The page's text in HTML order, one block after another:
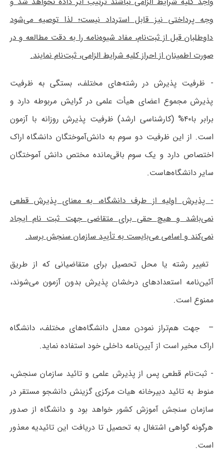
وجه پرداختی نیز قابل استرداد نیست؛ لذا توصیه می‌شود
داوطلبان قبل از ثبت‌نام، مفاد شیوه‌نامه را به دقت مطالعه و در
صورت اطمینان از احراز کلیه شرایط الزامی، ثبت‌نام نمایند.
- ظرفیت پذیرش در رشته‌های مختلف، بستگی به ظرفیت
پذیرش مجموع اعضای هیأت علمی در گرایش مربوطه دارد و
برابر با۴۰% (کارشناسی ارشد) ظرفیت پذیرش روزانه با آزمون
است. از این ظرفیت دو سوم به دانش‌آموختگان دانشگاه اراک
اختصاص دارد و یک سوم باقی‌مانده مختص دانش آموختگان
سایر دانشگاه‌هاست.
-پذیرش اولیه از طرف دانشگاه، به معنای پذیرش قطعی
نمی‌باشد و هیچ حقی برای متقاضی جهت ثبت نام ایجاد
نمی‌کند و اسامی می‌بایست به تأیید سازمان سنجش برسد.
 تغییر رشته یا محل تحصیل برای متقاضیانی که از طریق
آئین‌نامه استعدادهای درخشان پذیرش بدون آزمون می‌شوند،
ممنوع است.
–  جهت هم‌تراز نمودن معدل دانشگاه‌های مختلف، دانشگاه
اراک مخیر است از آیین‌نامه داخلی خود استفاده نماید.
- ثبت‌نام قطعی پس از پذیرش علمی و تائید سازمان سنجش،
منوط به تائید دبیرخانه هیات مرکزی گزینش دانشجو مستقر در
سازمان سنجش آموزش کشور خواهد بود و دانشگاه از صدور
هرگونه گواهی اشتغال به تحصیل تا دریافت این تائیدیه معذور
است.